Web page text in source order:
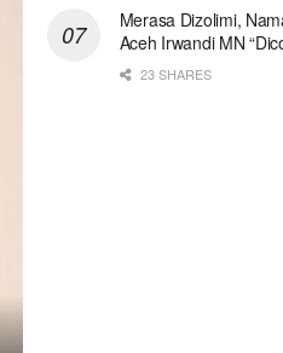
Merasa Dizolimi,
Aceh Irwandi MN
23 SHARES